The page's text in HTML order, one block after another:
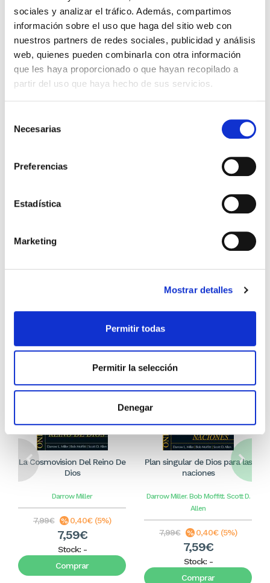
sociales y analizar el tráfico. Además, compartimos
información sobre el uso que haga del sitio web con
nuestros partners de redes sociales, publicidad y análisis
web, quienes pueden combinarla con otra información
que les haya proporcionado o que hayan recopilado a
partir del uso que haya hecho de sus servicios.
Necesarias
Preferencias
Estadística
Marketing
Mostrar detalles
Permitir todas
Permitir la selección
Denegar
desenmascarar el ateísmo, el
16,99€
Comprar
La Cosmovision Del Reino De
Dios
Darrow Miller
7,99€ 0,40€ (5%)
7,59€
Stock: -
Comprar
Plan singular de Dios para las
naciones
Darrow Miller. Bob Moffitt. Scott D.
Allen
7,99€ 0,40€ (5%)
7,59€
Stock: -
Comprar